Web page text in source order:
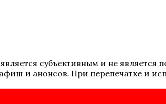
субъективным и не является
и анонсов. При перепечатке и